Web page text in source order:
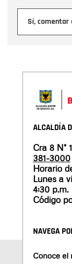
Sí,
ALCALDÍA
Cra 8 N°
381-3000
Horario
Lunes a
4:30 p.m.
Código
NAVEGA
Conoce el